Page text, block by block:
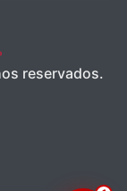
reservados.